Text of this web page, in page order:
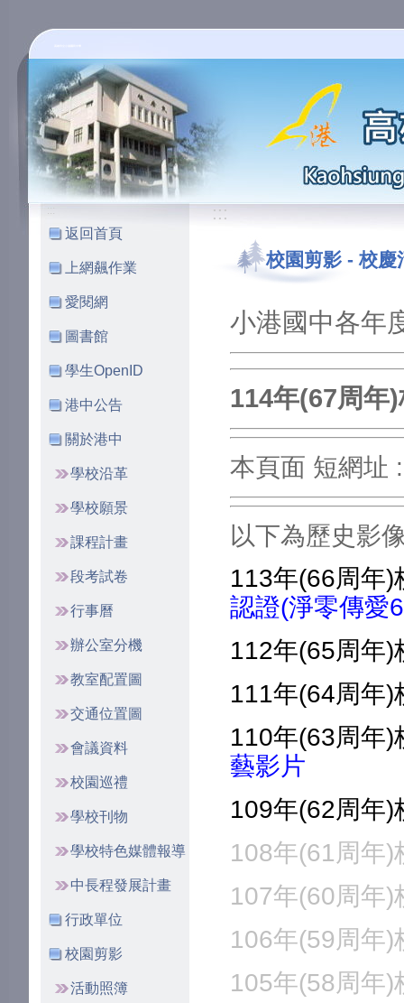
:::
返回首頁
上網飆作業
愛閱網
圖書館
學生OpenID
港中公告
關於港中
學校沿革
學校願景
課程計畫
段考試卷
行事曆
辦公室分機
教室配置圖
交通位置圖
會議資料
校園巡禮
學校刊物
學校特色媒體報導
中長程發展計畫
行政單位
校園剪影
活動照簿
:::
校園剪影 -校慶
小港國中各年
114年(67周年
本頁面 短網址
以下為歷史影
113年(66周年)
認證(淨零傳愛
112年(65周年)
111年(64周年)
110年(63周年)
藝影片
109年(62周年)
108年(61周年)
107年(60周年)
106年(59周年)
105年(58周年)